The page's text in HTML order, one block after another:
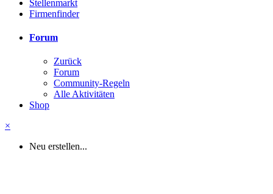
Stellenmarkt
Firmenfinder
Forum
Zurück
Forum
Community-Regeln
Alle Aktivitäten
Shop
×
Neu erstellen...